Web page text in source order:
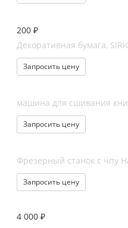
200 ₽
Декоративная бумага,
Запросить цену
машина для сшивания
Запросить цену
Фрезерный станок с чпу
Запросить цену
4 000 ₽